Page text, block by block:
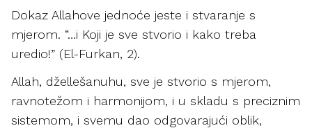
Dokaz Allahove jednoće jeste i stvaranje s
mjerom. “…i Koji je sve stvorio i kako treba
uredio!” (El-Furkan, 2).
Allah, džellešanuhu, sve je stvorio s mjerom,
ravnotežom i harmonijom, i u skladu s preciznim
sistemom, i svemu dao odgovarajući oblik,